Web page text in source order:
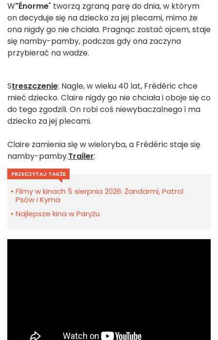
W"Énorme" tworzą zgraną parę do dnia, w którym
on decyduje się na dziecko za jej plecami, mimo że
ona nigdy go nie chciała. Pragnąc zostać ojcem, staje
się namby-pamby, podczas gdy ona zaczyna
przybierać na wadze.
Streszczenie: Nagle, w wieku 40 lat, Frédéric chce
mieć dziecko. Claire nigdy go nie chciała i oboje się co
do tego zgodzili. On robi coś niewybaczalnego i ma
dziecko za jej plecami.
Claire zamienia się w wieloryba, a Frédéric staje się
namby-pamby.Trailer:
PRZECZYTAJ TAKŻE
Filmy w kinach 5 sierpnia 2026: Żandarmi, Patrol
Psów i Kyma
Najlepsze kina w Paryżu